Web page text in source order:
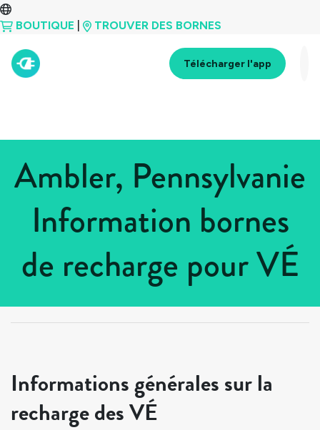
BOUTIQUE TROUVER DES BORNES
Télécharger l'app
Ambler, Pennsylvanie
Information bornes
de recharge pour VÉ
États-Unis > Pennsylvanie
Informations générales sur la
recharge des VÉ